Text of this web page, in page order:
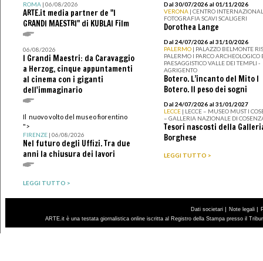
ROMA| 06/08/2026
ARTE.it media partner de "I
GRANDI MAESTRI" di KUBLAI Film
06/08/2026
I Grandi Maestri: da Caravaggio
a Herzog, cinque appuntamenti
al cinema con i giganti
dell'immaginario
Il nuovo volto del museo fiorentino
">
FIRENZE| 06/08/2026
Nel futuro degli Uffizi. Tra due
anni la chiusura dei lavori
LEGGI TUTTO >
Dal 30/07/2026 al 01/11/2026
VERONA | CENTRO
FOTOGRAFIA SCAVI SCALIGERI
Dorothea Lange
Dal 24/07/2026 al 31/10/2026
PALERMO | PALAZZO BELMONTE
PALERMO I PARCO ARCHEOLOGICO
PAESAGGISTICO VALLE DEI TEMPLI -
AGRIGENTO
Botero. L’incanto del Mito I
Botero. Il peso dei sogni
Dal 24/07/2026 al 31/01/2027
LECCE | LECCE – MUSEO MUST I
– GALLERIA NAZIONALE DI
Tesori nascosti della
Borghese
LEGGI TUTTO >
Dati societari | Note legali |
ARTE.it è una testata giornalistica online iscritta al Registro della Stampa presso il